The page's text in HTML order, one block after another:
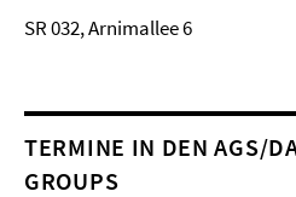
SR 032, Arnimallee 6
TERMINE IN DEN AGS/
GROUPS